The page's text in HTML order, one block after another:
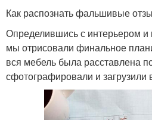
Как распознать фальшивые
Определившись с интерьером
мы отрисовали финальное
вся мебель была расставлена
сфотографировали и загрузили